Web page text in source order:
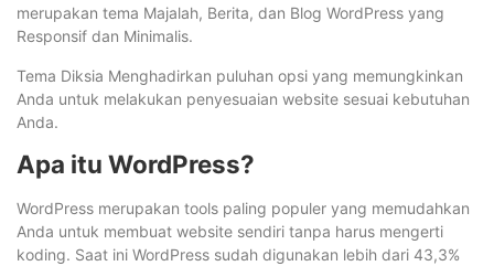
merupakan tema Majalah, Berita, dan Blog WordPress yang
Responsif dan Minimalis.
Tema Diksia Menghadirkan puluhan opsi yang memungkinkan
Anda untuk melakukan penyesuaian website sesuai kebutuhan
Anda.
Apa itu WordPress?
WordPress merupakan tools paling populer yang memudahkan
Anda untuk membuat website sendiri tanpa harus mengerti
koding. Saat ini WordPress sudah digunakan lebih dari 43,3%